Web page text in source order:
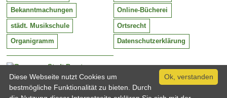
Stadt Barntrup
Mittelstraße 38
32683 Barntrup
Tel:
05263 / 409-0
Bekanntmachungen Online-Bücherei
städt. Musikschule Ortsrecht
Organigramm Datenschutzerklärung
Ok, verstanden
Diese Webseite nutzt Cookies um
bestmögliche Funktionalität zu bieten. Durch